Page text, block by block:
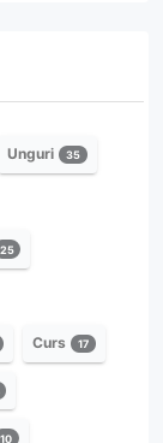
Unguri 35
25
Curs 17
10